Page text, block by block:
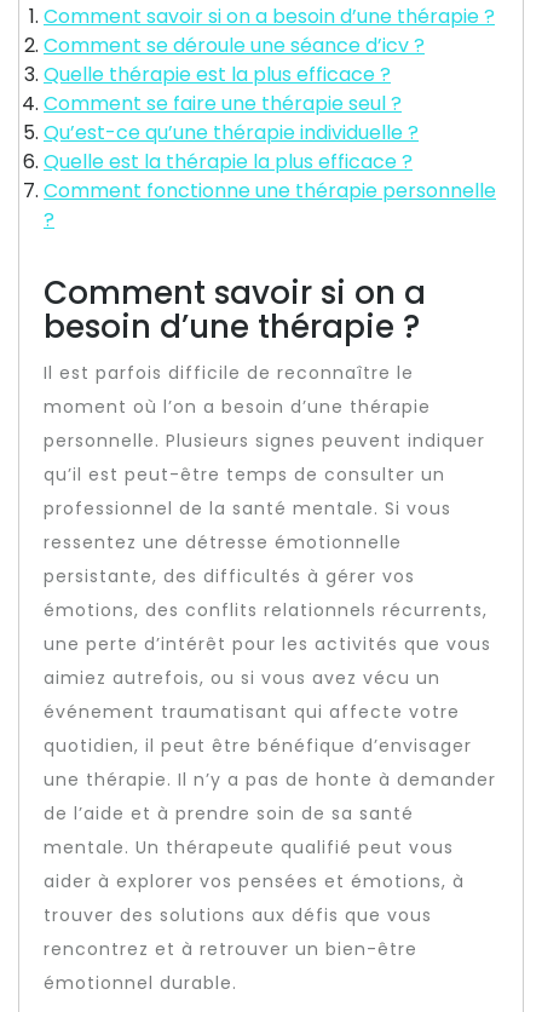
Comment savoir si on a besoin d’une thérapie ?
Comment se déroule une séance d’icv ?
Quelle thérapie est la plus efficace ?
Comment se faire une thérapie seul ?
Qu’est-ce qu’une thérapie individuelle ?
Quelle est la thérapie la plus efficace ?
Comment fonctionne une thérapie personnelle
?
Comment savoir si on a
besoin d’une thérapie ?
Il est parfois difficile de reconnaître le
moment où l’on a besoin d’une thérapie
personnelle. Plusieurs signes peuvent indiquer
qu’il est peut-être temps de consulter un
professionnel de la santé mentale. Si vous
ressentez une détresse émotionnelle
persistante, des difficultés à gérer vos
émotions, des conflits relationnels récurrents,
une perte d’intérêt pour les activités que vous
aimiez autrefois, ou si vous avez vécu un
événement traumatisant qui affecte votre
quotidien, il peut être bénéfique d’envisager
une thérapie. Il n’y a pas de honte à demander
de l’aide et à prendre soin de sa santé
mentale. Un thérapeute qualifié peut vous
aider à explorer vos pensées et émotions, à
trouver des solutions aux défis que vous
rencontrez et à retrouver un bien-être
émotionnel durable.